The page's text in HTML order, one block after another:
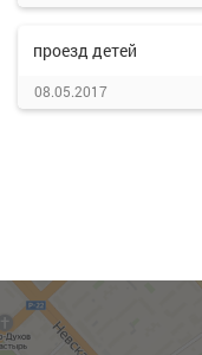
проезд детей
08.05.2017